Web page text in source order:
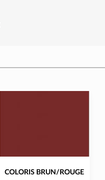
COLORIS BRUN/ROUGE